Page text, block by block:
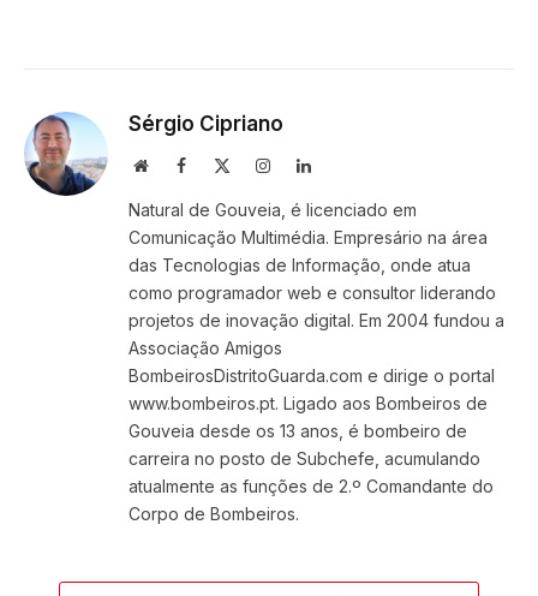
Sérgio Cipriano
WebsiteFacebook InstagramLinkedIn
Natural de Gouveia, é licenciado em
Comunicação Multimédia. Empresário na área
das Tecnologias de Informação, onde atua
como programador web e consultor liderando
projetos de inovação digital. Em 2004 fundou a
Associação Amigos
BombeirosDistritoGuarda.com e dirige o portal
www.bombeiros.pt. Ligado aos Bombeiros de
Gouveia desde os 13 anos, é bombeiro de
carreira no posto de Subchefe, acumulando
atualmente as funções de 2.º Comandante do
Corpo de Bombeiros.